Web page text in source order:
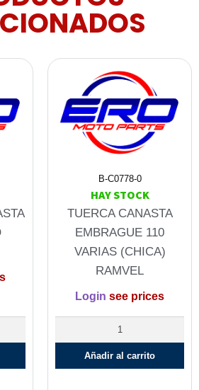
B-C0778-0
HAY STOCK
TUERCA CANASTA
EMBRAGUE 110
VARIAS (CHICA)
RAMVEL
Login see prices
Añadir al carrito